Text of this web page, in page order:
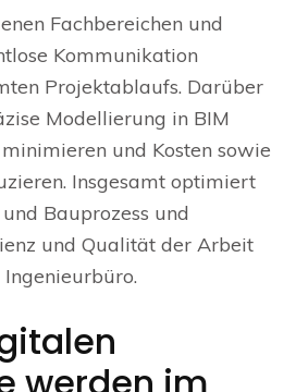
Fachbereichen und
Kommunikation
Projektablaufs. Darüber
Modellierung in BIM
und Kosten sowie
Insgesamt optimiert
Bauprozess und
und Qualität der Arbeit